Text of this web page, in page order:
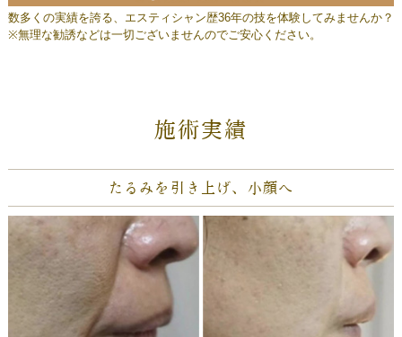
数多くの実績を誇る、エスティシャン歴36年の技を体験してみませんか？
※無理な勧誘などは一切ございませんのでご安心ください。
施術実績
ニキビを消して笑顔な毎日に